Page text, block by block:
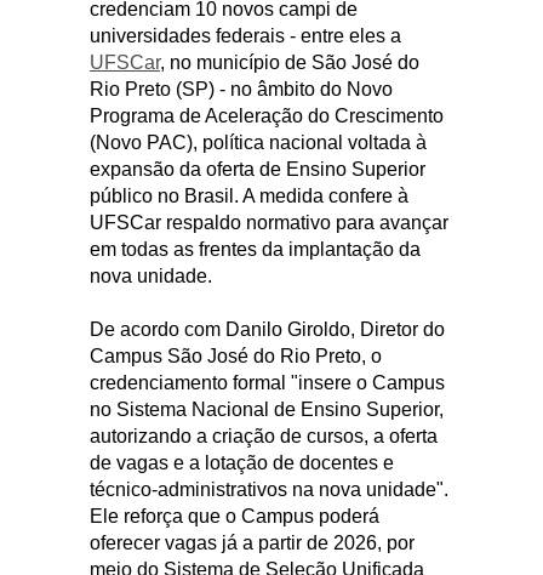
credenciam 10 novos campi de
universidades federais - entre eles a
UFSCar, no município de São José do
Rio Preto (SP) - no âmbito do Novo
Programa de Aceleração do Crescimento
(Novo PAC), política nacional voltada à
expansão da oferta de Ensino Superior
público no Brasil. A medida confere à
UFSCar respaldo normativo para avançar
em todas as frentes da implantação da
nova unidade.
De acordo com Danilo Giroldo, Diretor do
Campus São José do Rio Preto, o
credenciamento formal "insere o Campus
no Sistema Nacional de Ensino Superior,
autorizando a criação de cursos, a oferta
de vagas e a lotação de docentes e
técnico-administrativos na nova unidade".
Ele reforça que o Campus poderá
oferecer vagas já a partir de 2026, por
meio do Sistema de Seleção Unificada